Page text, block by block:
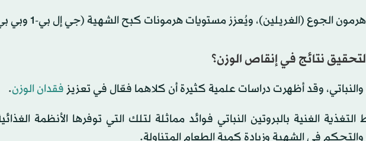
الجوع (الغريلين)، ويُعزز مستويات هرمونات كبح الشهية (جي إل بي-1 وبي بي واي).
نتائج في إنقاص الوزن؟
والنباتي، وقد أظهرت دراسات علمية كثيرة أن كلاهما فعّال في تعزيز فقدان الوزن.
الغنية بالبروتين النباتي فوائد مماثلة لتلك التي توفرها الأنظمة
والتحكم في الشهية وزيادة كمية الطعام المتناولة.